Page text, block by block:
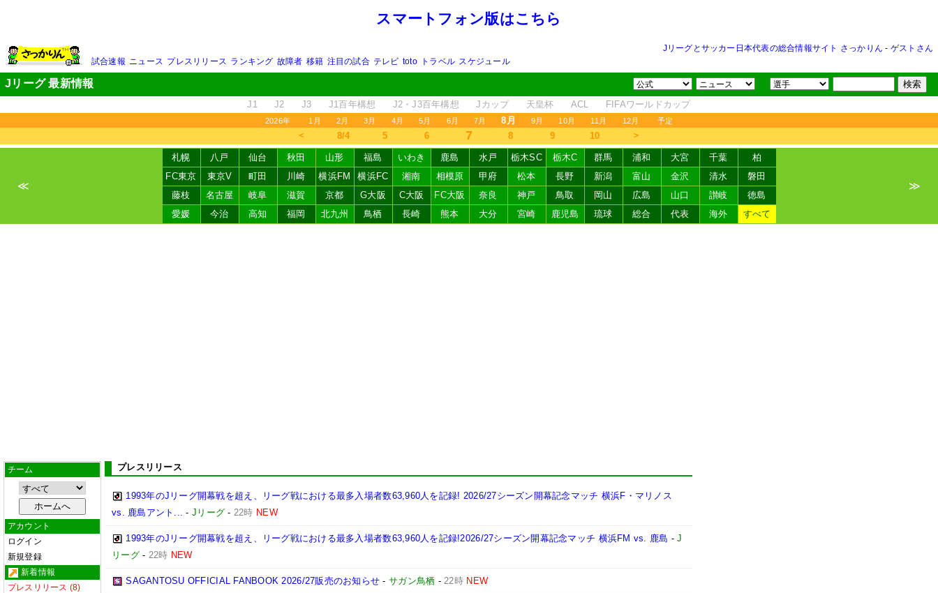
スマートフォン版はこちら
Jリーグとサッカー日本代表の総合情報サイト さっかりん - ゲストさん
試合速報 ニュース プレスリリース ランキング 故障者 移籍 注目の試合 テレビ toto トラベル スケジュール
Jリーグ 最新情報
J1 J2 J3 J1百年構想 J2・J3百年構想 Jカップ 天皇杯 ACL FIFAワールドカップ
2026年 1月 2月 3月 4月 5月 6月 7月 8月 9月 10月 11月 12月 予定
＜ 8/4 5 6 7 8 9 10 ＞
≪
札幌 八戸 仙台 秋田 山形 福島 いわき 鹿島 水戸 栃木SC 栃木C 群馬 浦和 大宮 千葉
柏
FC東京
東京V 町田 川崎 横浜FM 横浜FC 湘南 相模原 甲府 松本 長野 新潟 富山 金沢 清水
磐田
藤枝
名古屋 岐阜 滋賀 京都 G大阪 C大阪 FC大阪 奈良 神戸 鳥取 岡山 広島 山口 讃岐
徳島
愛媛
今治 高知 福岡 北九州 鳥栖 長崎 熊本 大分 宮崎 鹿児島 琉球 総合 代表 海外 すべて
≫
チーム
アカウント
ログイン
新規登録
新着情報
プレスリリース (8)
プレスリリース
1993年のJリーグ開幕戦を超え、リーグ戦における最多入場者数63,960人を記録! 2026/27シーズン開幕記念マッチ 横浜F・マリノス
vs. 鹿島アント... -Jリーグ - 22時 NEW
1993年のJリーグ開幕戦を超え、リーグ戦における最多入場者数63,960人を記録!2026/27シーズン開幕記念マッチ 横浜FM vs. 鹿島 -J
リーグ- 22時 NEW
SAGANTOSU OFFICIAL FANBOOK 2026/27販売のお知らせ -サガン鳥栖 -22時 NEW